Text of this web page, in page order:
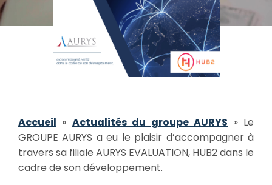
Accueil » Actualités du groupe AURYS » Le
GROUPE AURYS a eu le plaisir d’accompagner à
travers sa filiale AURYS EVALUATION, HUB2 dans le
cadre de son développement.